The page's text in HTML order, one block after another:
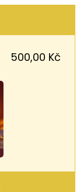
500,00 Kč